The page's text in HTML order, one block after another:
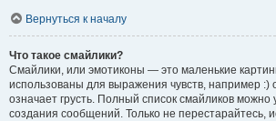
Вернуться к началу
Что такое смайлики?
Смайлики, или эмотиконы — это маленькие
использованы для выражения чувств, например :)
означает грусть. Полный список смайликов можно
создания сообщений. Только не перестарайтесь,